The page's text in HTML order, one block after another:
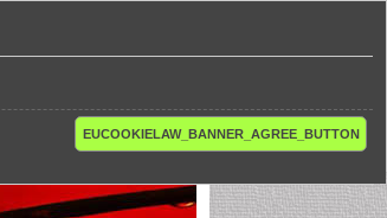
EUCOOKIELAW_BANNER_AGREE_BUTTON